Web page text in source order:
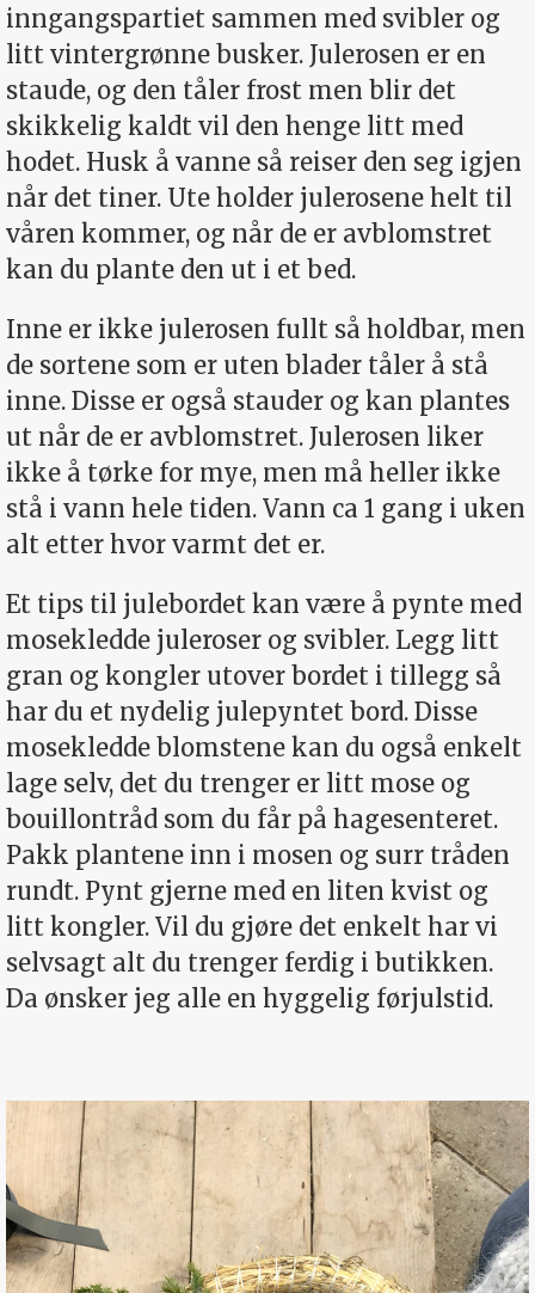
inngangspartiet sammen med svibler og
litt vintergrønne busker. Julerosen er en
staude, og den tåler frost men blir det
skikkelig kaldt vil den henge litt med
hodet. Husk å vanne så reiser den seg igjen
når det tiner. Ute holder julerosene helt til
våren kommer, og når de er avblomstret
kan du plante den ut i et bed.
Inne er ikke julerosen fullt så holdbar, men
de sortene som er uten blader tåler å stå
inne. Disse er også stauder og kan plantes
ut når de er avblomstret. Julerosen liker
ikke å tørke for mye, men må heller ikke
stå i vann hele tiden. Vann ca 1 gang i uken
alt etter hvor varmt det er.
Et tips til julebordet kan være å pynte med
mosekledde juleroser og svibler. Legg litt
gran og kongler utover bordet i tillegg så
har du et nydelig julepyntet bord. Disse
mosekledde blomstene kan du også enkelt
lage selv, det du trenger er litt mose og
bouillontråd som du får på hagesenteret.
Pakk plantene inn i mosen og surr tråden
rundt. Pynt gjerne med en liten kvist og
litt kongler. Vil du gjøre det enkelt har vi
selvsagt alt du trenger ferdig i butikken.
Da ønsker jeg alle en hyggelig førjulstid.